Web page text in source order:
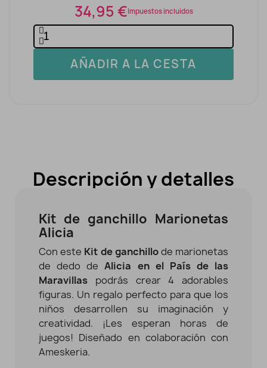
34,95 €Impuestos incluidos
AÑADIR A LA CESTA
Descripción y detalles
Kit de ganchillo Marionetas
Alicia
Con este Kit de ganchillode marionetas
de dedo deAlicia en el País de las
Maravillas podrás crear 4 adorables
figuras. Un regalo perfecto para que los
niños desarrollen su imaginación y
creatividad. ¡Les esperan horas de
juegos! Diseñado en colaboración con
Ameskeria.